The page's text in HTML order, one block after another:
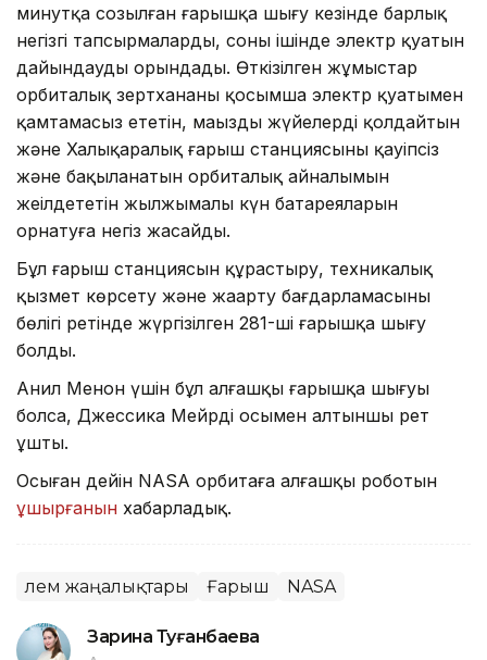
минутқа созылған ғарышқа шығу кезінде барлық
негізгі тапсырмаларды, соның ішінде электр қуатын
дайындауды орындады. Өткізілген жұмыстар
орбиталық зертхананы қосымша электр қуатымен
қамтамасыз ететін, маңызды жүйелерді қолдайтын
және Халықаралық ғарыш станциясының қауіпсіз
және бақыланатын орбиталық айналымын
жеңілдететін жылжымалы күн батареяларын
орнатуға негіз жасайды.
Бұл ғарыш станциясын құрастыру, техникалық
қызмет көрсету және жаңарту бағдарламасының
бөлігі ретінде жүргізілген 281-ші ғарышқа шығу
болды.
Анил Менон үшін бұл алғашқы ғарышқа шығуы
болса, Джессика Мейрдің осымен алтыншы рет
ұшты.
Осыған дейін NASA орбитаға алғашқы роботын
ұшырғанын хабарладық.
Әлем жаңалықтары Ғарыш NASA
Зарина Туғанбаева